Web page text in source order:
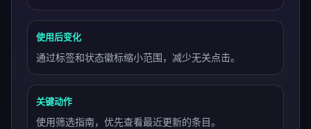
使用后变化
通过标签和状态徽标缩小范围，减少无关点击。
关键动作
使用筛选指南，优先查看最近更新的条目。